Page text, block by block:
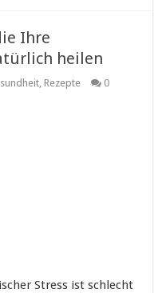
Ihre
heilen
, Rezepte 0
Stress ist schlecht